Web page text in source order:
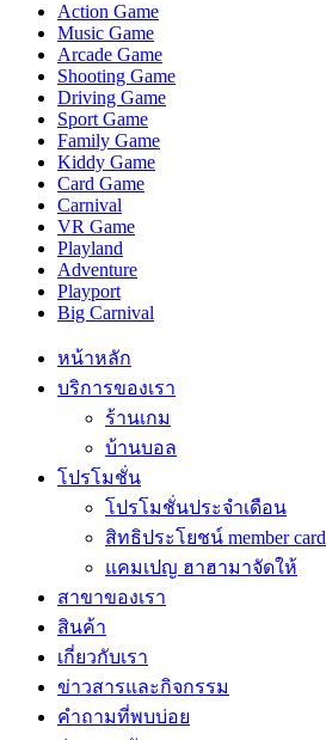
Action Game
Music Game
Arcade Game
Shooting Game
Driving Game
Sport Game
Family Game
Kiddy Game
Card Game
Carnival
VR Game
Playland
Adventure
Playport
Big Carnival
หน้าหลัก
บริการของเรา
ร้านเกม
บ้านบอล
โปรโมชั่น
โปรโมชั่นประจำเดือน
สิทธิประโยชน์ member card
แคมเปญ ฮาฮามาจัดให้
สาขาของเรา
สินค้า
เกี่ยวกับเรา
ข่าวสารและกิจกรรม
คำถามที่พบบ่อย